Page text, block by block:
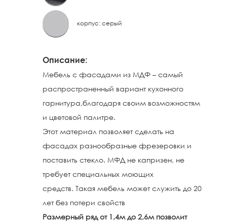
корпус: серый
Описание:
Мебель с фасадами из МДФ – самый
распространенный вариант кухонного
гарнитура,благодаря своим возможностям
и цветовой палитре.
Этот материал позволяет сделать на
фасадах разнообразные фрезеровки и
поставить стекло. МФД не капризен, не
требует специальных моющих
средств. Такая мебель может служить до 20
лет без потери свойств
Размерный ряд от 1,4м до 2,6м позволит